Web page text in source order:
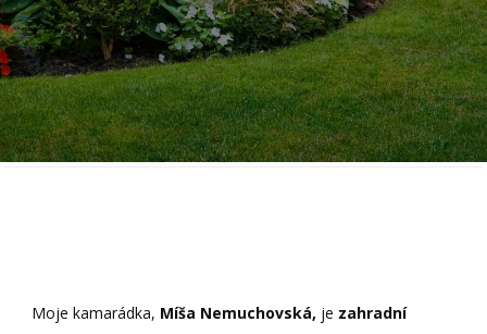
Moje kamarádka, Míša Nemuchovská, je zahradní